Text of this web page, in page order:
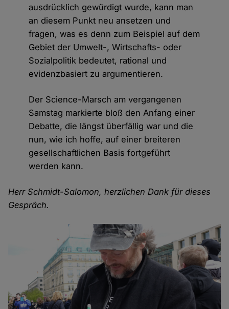
ausdrücklich gewürdigt wurde, kann man
an diesem Punkt neu ansetzen und
fragen, was es denn zum Beispiel auf dem
Gebiet der Umwelt-, Wirtschafts- oder
Sozialpolitik bedeutet, rational und
evidenzbasiert zu argumentieren.
Der Science-Marsch am vergangenen
Samstag markierte bloß den Anfang einer
Debatte, die längst überfällig war und die
nun, wie ich hoffe, auf einer breiteren
gesellschaftlichen Basis fortgeführt
werden kann.
Herr Schmidt-Salomon, herzlichen Dank für dieses
Gespräch.